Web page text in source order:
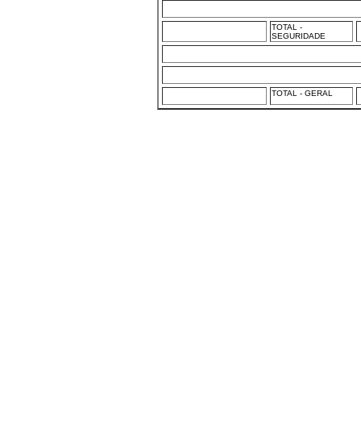
TOTAL -
SEGURIDADE
TOTAL - GERAL